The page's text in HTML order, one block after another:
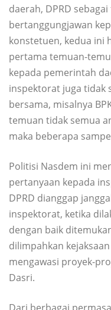
daerah, DPRD
bertanggungjawan
konstetuen, kedua ini
pertama temuan-
kepada pemerintah
inspektorat juga tidak
bersama, misalnya
temuan tidak semua
maka beberapa
Politisi Nasdem ini
pertanyaan kepada
DPRD dianggap
inspektorat, ketika
dengan baik
dilimpahkan
mengawasi proyek-
Dasri.